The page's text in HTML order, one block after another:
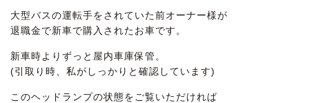
大型バスの運転手をされていた前オーナー様が
退職金で新車で購入されたお車です。
新車時よりずっと屋内車庫保管。
(引取り時、私がしっかりと確認しています)
このヘッドランプの状態をご覧いただければ